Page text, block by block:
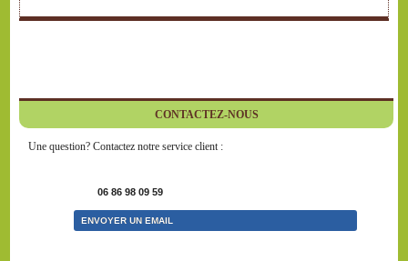
CONTACTEZ-NOUS
Une question? Contactez notre service client :
06 86 98 09 59
ENVOYER UN EMAIL